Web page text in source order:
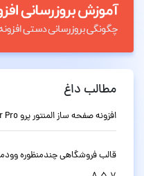
مطالب داغ
افزونه صفحه ساز المنتور پرو Elementor Pro وردپرس نسخه 4.2.1